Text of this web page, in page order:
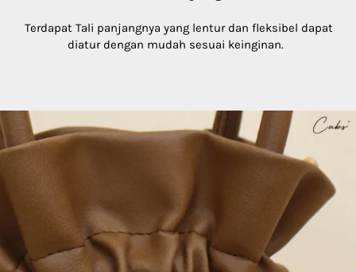
Terdapat Tali panjangnya yang lentur dan fleksibel dapat
diatur dengan mudah sesuai keinginan.